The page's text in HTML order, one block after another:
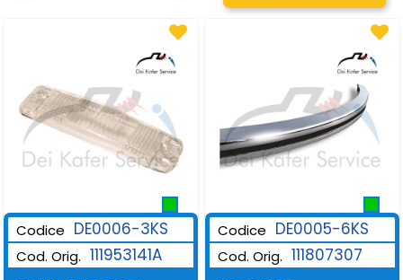
Codice DE0006-3KS
Cod. Orig. 111953141A
Codice DE0005-6KS
Cod. Orig. 111807307